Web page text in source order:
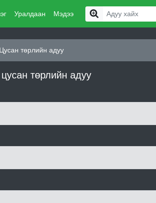
Уралдаан Мэдээ
Цусан төрлийн адуу
төрлийн адуу